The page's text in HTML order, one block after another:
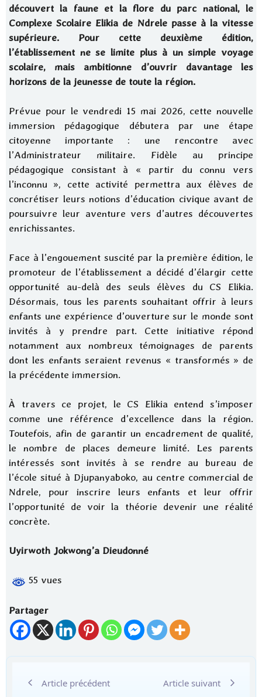
découvert la faune et la flore du parc national, le
Complexe Scolaire Elikia de Ndrele passe à la vitesse
supérieure. Pour cette deuxième édition,
l’établissement ne se limite plus à un simple voyage
scolaire, mais ambitionne d’ouvrir davantage les
horizons de la jeunesse de toute la région.
Prévue pour le vendredi 15 mai 2026, cette nouvelle
immersion pédagogique débutera par une étape
citoyenne importante : une rencontre avec
l’Administrateur militaire. Fidèle au principe
pédagogique consistant à « partir du connu vers
l’inconnu », cette activité permettra aux élèves de
concrétiser leurs notions d’éducation civique avant de
poursuivre leur aventure vers d’autres découvertes
enrichissantes.
Face à l’engouement suscité par la première édition, le
promoteur de l’établissement a décidé d’élargir cette
opportunité au-delà des seuls élèves du CS Elikia.
Désormais, tous les parents souhaitant offrir à leurs
enfants une expérience d’ouverture sur le monde sont
invités à y prendre part. Cette initiative répond
notamment aux nombreux témoignages de parents
dont les enfants seraient revenus « transformés » de
la précédente immersion.
À travers ce projet, le CS Elikia entend s’imposer
comme une référence d’excellence dans la région.
Toutefois, afin de garantir un encadrement de qualité,
le nombre de places demeure limité. Les parents
intéressés sont invités à se rendre au bureau de
l’école situé à Djupanyaboko, au centre commercial de
Ndrele, pour inscrire leurs enfants et leur offrir
l’opportunité de voir la théorie devenir une réalité
concrète.
Uyirwoth Jokwong’a Dieudonné
55 vues
Partager
Article précédent Article suivant